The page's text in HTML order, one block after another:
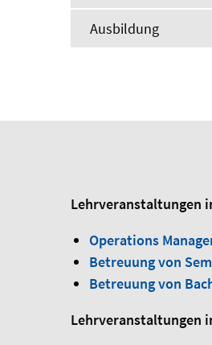
Ausbildung
Lehrveranstaltungen
Operations
Betreuung von
Betreuung von
Lehrveranstaltungen